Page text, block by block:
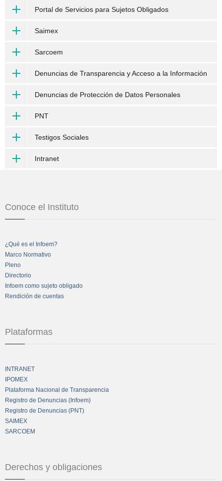
Portal de Servicios para Sujetos Obligados
Saimex
Sarcoem
Denuncias de Transparencia y Acceso a la Información
Denuncias de Protección de Datos Personales
PNT
Testigos Sociales
Intranet
Conoce el Instituto
¿Qué es el Infoem?
Marco Normativo
Pleno
Directorio
Infoem como sujeto obligado
Rendición de cuentas
Plataformas
INTRANET
IPOMEX
Plataforma Nacional de Transparencia
Registro de Denuncias (Infoem)
Registro de Denuncias (PNT)
SAIMEX
SARCOEM
Derechos y obligaciones